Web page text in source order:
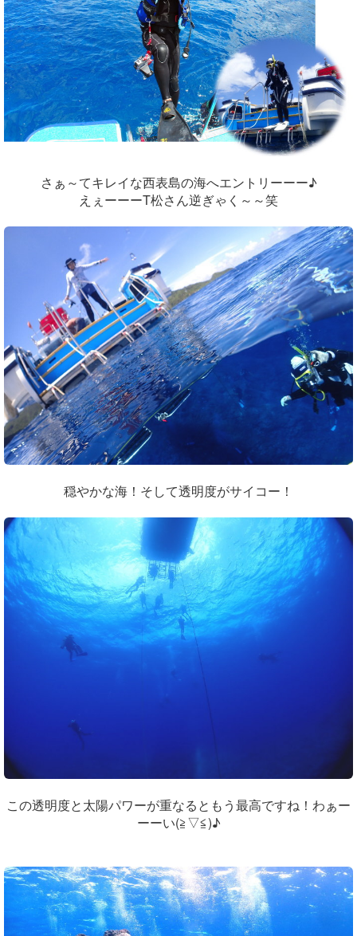
さぁ～てキレイな西表島の海へエントリーーー♪
えぇーーーT松さん逆ぎゃく～～笑
穏やかな海！そして透明度がサイコー！
この透明度と太陽パワーが重なるともう最高ですね！わぁー
ーーい(≧▽≦)♪